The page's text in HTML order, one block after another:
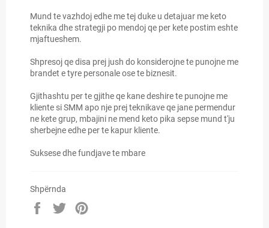
Mund te vazhdoj edhe me tej duke u detajuar me keto
teknika dhe strategji po mendoj qe per kete postim eshte
mjaftueshem.
Shpresoj qe disa prej jush do konsiderojne te punojne me
brandet e tyre personale ose te biznesit.
Gjithashtu per te gjithe qe kane deshire te punojne me
kliente si SMM apo nje prej teknikave qe jane permendur
ne kete grup, mbajini ne mend keto pika sepse mund t'ju
sherbejne edhe per te kapur kliente.
Suksese dhe fundjave te mbare
Shpërnda
ShpërndaShpërnda